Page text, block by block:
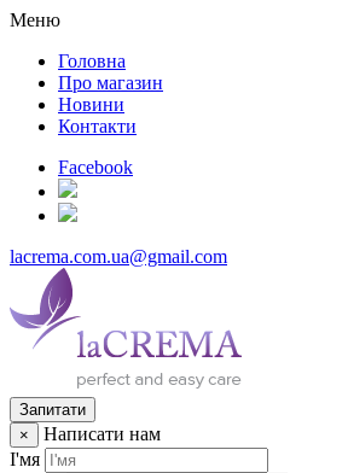
Меню
Головна
Про магазин
Новини
Контакти
Facebook
lacrema.com.ua@gmail.com
Запитати
×
Написати нам
І'мя